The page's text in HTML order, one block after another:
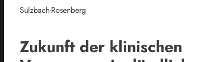
Sulzbach-Rosenberg
Zukunft der klinischen